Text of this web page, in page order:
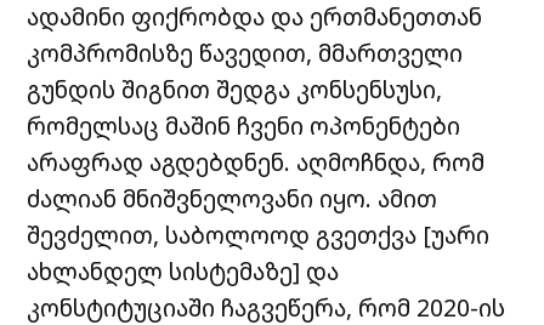
ადამინი ფიქრობდა და ერთმანეთთან
კომპრომისზე წავედით, მმართველი
გუნდის შიგნით შედგა კონსენსუსი,
რომელსაც მაშინ ჩვენი ოპონენტები
არაფრად აგდებდნენ. აღმოჩნდა, რომ
ძალიან მნიშვნელოვანი იყო. ამით
შევძელით, საბოლოოდ გვეთქვა [უარი
ახლანდელ სისტემაზე] და
კონსტიტუციაში ჩაგვეწერა, რომ 2020-ის